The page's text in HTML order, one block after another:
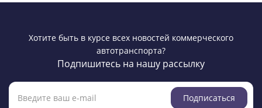
Хотите быть в курсе всех новостей коммерческого
автотранспорта?
Подпишитесь на нашу рассылку
Подписаться